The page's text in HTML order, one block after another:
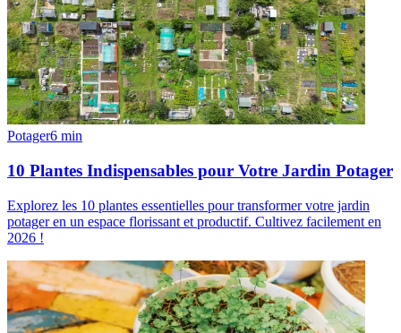
Potager6 min
10 Plantes Indispensables pour Votre Jardin Potager
Explorez les 10 plantes essentielles pour transformer votre jardin
potager en un espace florissant et productif. Cultivez facilement en
2026 !